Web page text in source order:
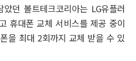
던 볼트테크코리아는 LG유플러
휴대폰 교체 서비스를 제공 중이
을 최대 2회까지 교체 받을 수 있